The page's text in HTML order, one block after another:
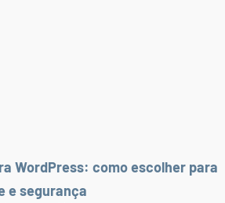
WordPress: como escolher para
e segurança